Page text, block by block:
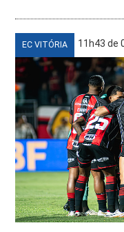
EC VITÓRIA 11h43 de